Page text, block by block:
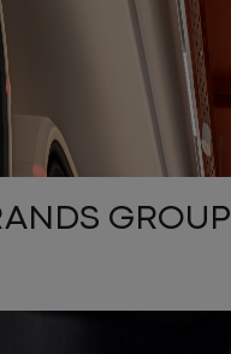
GROUP